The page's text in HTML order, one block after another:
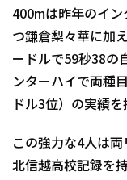
400mは昨年のイ
つ鎌倉梨々華に加
ードルで59秒38の
ンターハイで両種
ドル3位）の実績を
この強力な4人は
北信越高校記録を